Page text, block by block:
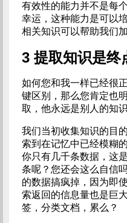
有效性的能力并不是每
幸运，这种能力是可以
相关知识可以帮助我们
3 提取知识是终
如何您和我一样已经很
键区别，那么您肯定也
取，他永远是别人的知
我们当初收集知识的目
索到在记忆中已经模糊
你只有几千条数据，这
条呢？您还会这么自信
的数据搞疯掉，因为即
索返回的信息量也是巨
签，分类文档，累么？